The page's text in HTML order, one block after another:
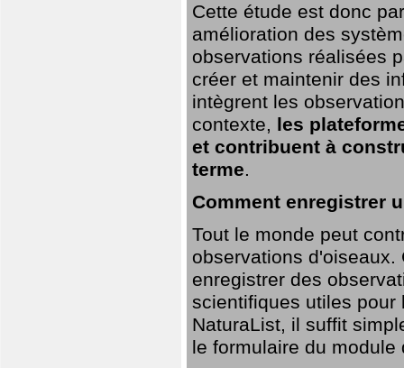
Cette étude est donc
amélioration des
observations réalisées
créer et maintenir des
intègrent les
contexte, les
et contribuent à
terme.
Comment enregistrer
Tout le monde peut
observations
enregistrer des
scientifiques utiles pour
NaturaList, il suffit
le formulaire du module